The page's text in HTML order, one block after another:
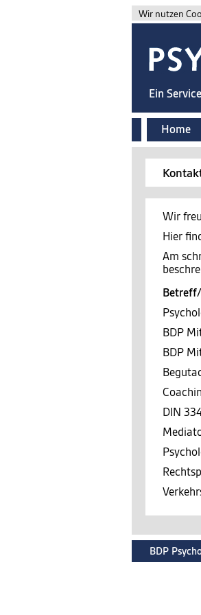
Wir nutzen
Ein
Home
Wir
Hier
Am
BDP
BDP
DIN
BDP